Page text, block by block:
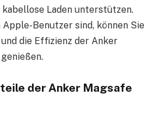
kabellose Laden unterstützen.
Apple-Benutzer sind, können Sie
die Effizienz der Anker
der Anker Magsafe